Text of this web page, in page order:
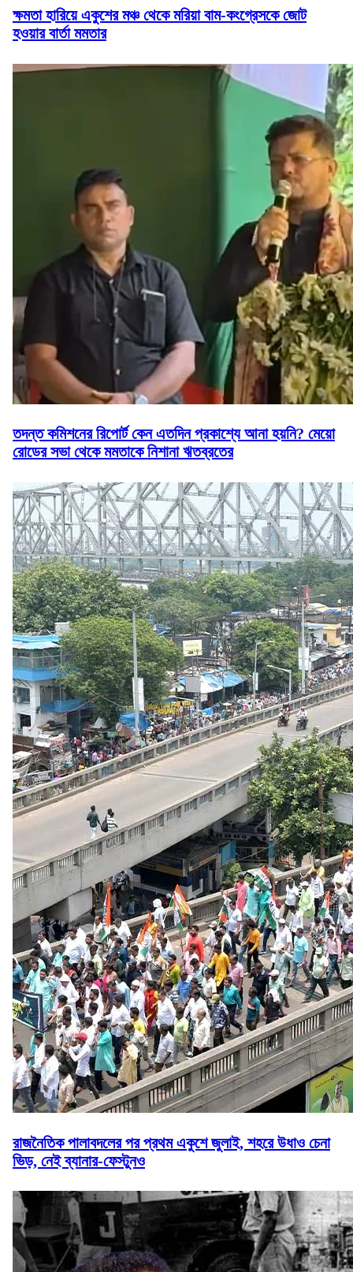
ক্ষমতা হারিয়ে একুশের মঞ্চ থেকে মরিয়া বাম-কংগ্রেসকে জোট
হওয়ার বার্তা মমতার
তদন্ত কমিশনের রিপোর্ট কেন এতদিন প্রকাশ্যে আনা হয়নি? মেয়ো
রোডের সভা থেকে মমতাকে নিশানা ঋতব্রতের
রাজনৈতিক পালাবদলের পর প্রথম একুশে জুলাই, শহরে উধাও চেনা
ভিড়, নেই ব্যানার-ফেস্টুনও